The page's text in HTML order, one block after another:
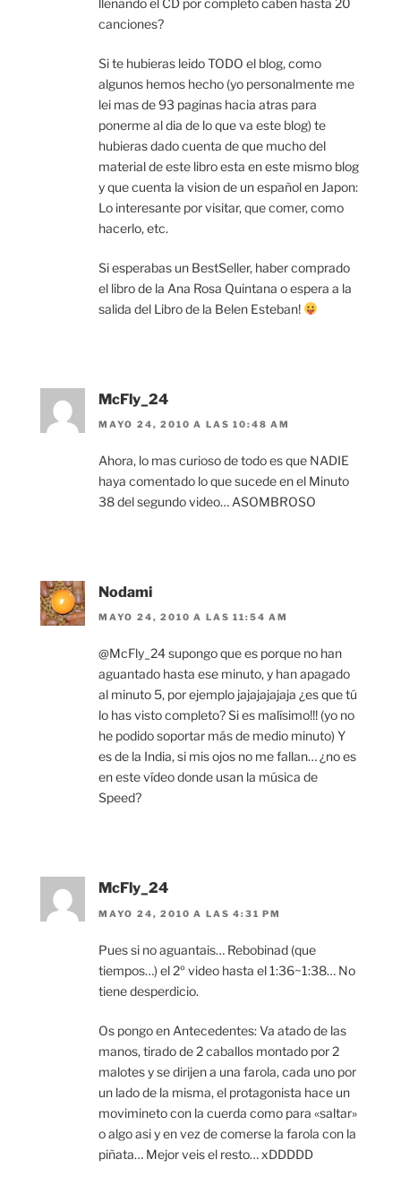
canciones?
Si te hubieras leido TODO el blog, como
algunos hemos hecho (yo personalmente me
lei mas de 93 paginas hacia atras para
ponerme al dia de lo que va este blog) te
hubieras dado cuenta de que mucho del
material de este libro esta en este mismo blog
y que cuenta la vision de un español en Japon:
Lo interesante por visitar, que comer, como
hacerlo, etc.
Si esperabas un BestSeller, haber comprado
el libro de la Ana Rosa Quintana o espera a la
salida del Libro de la Belen Esteban!
McFly_24
MAYO 24, 2010 A LAS 10:48 AM
Ahora, lo mas curioso de todo es que NADIE
haya comentado lo que sucede en el Minuto
38 del segundo video… ASOMBROSO
Nodami
MAYO 24, 2010 A LAS 11:54 AM
@McFly_24 supongo que es porque no han
aguantado hasta ese minuto, y han apagado
al minuto 5, por ejemplo jajajajajaja ¿es que tú
lo has visto completo? Si es malísimo!!! (yo no
he podido soportar más de medio minuto) Y
es de la India, si mis ojos no me fallan… ¿no es
en este vídeo donde usan la música de
Speed?
McFly_24
MAYO 24, 2010 A LAS 4:31 PM
Pues si no aguantais… Rebobinad (que
tiempos…) el 2º video hasta el 1:36~1:38… No
tiene desperdicio.
Os pongo en Antecedentes: Va atado de las
manos, tirado de 2 caballos montado por 2
malotes y se dirijen a una farola, cada uno por
un lado de la misma, el protagonista hace un
movimineto con la cuerda como para «saltar»
o algo asi y en vez de comerse la farola con la
piñata… Mejor veis el resto… xDDDDD